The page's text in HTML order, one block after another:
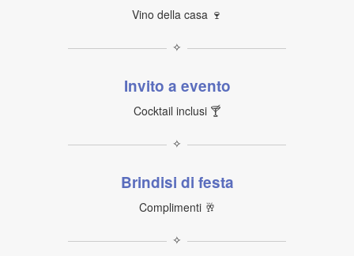
Vino della casa 🍷
✧
Invito a evento
Cocktail inclusi 🍸
✧
Brindisi di festa
Complimenti 🥂
✧